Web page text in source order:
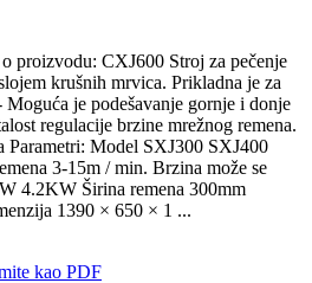
proizvodu: CXJ600 Stroj za pečenje
krušnih mrvica. Prikladna je za
je podešavanje gornje i donje
regulacije brzine mrežnog remena.
Parametri: Model SXJ300 SXJ400
3-15m / min. Brzina može se
4.2KW Širina remena 300mm
1390 × 650 × 1 ...
kao PDF